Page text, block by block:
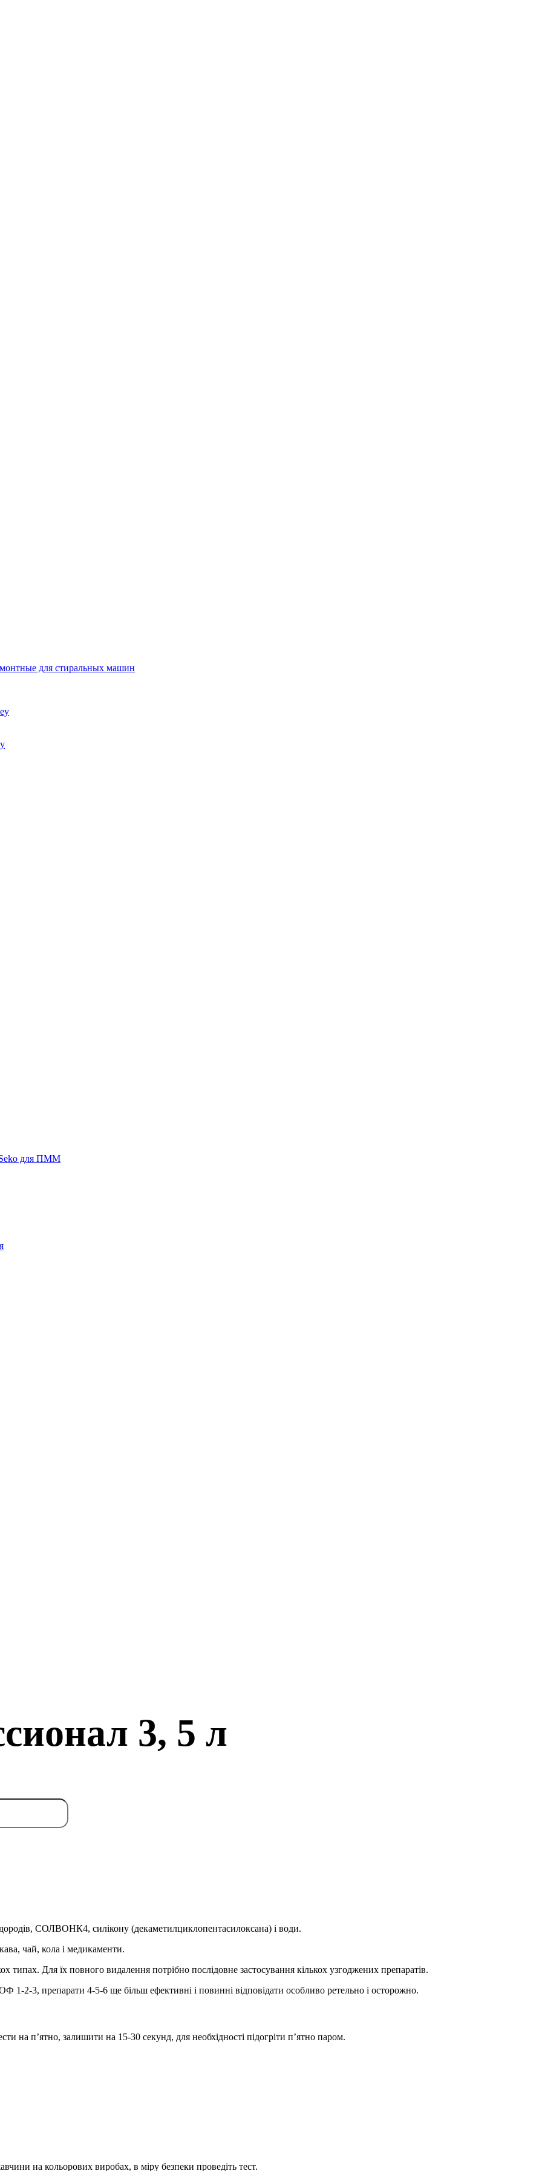
для стиральных машин
Seko для ПММ
3, 5 л
СОЛВОНК4, силікону (декаметилциклопентасилоксана) і води.
чай, кола і медикаменти.
типах. Для їх повного видалення потрібно послідовне застосування кількох узгоджених препаратів.
3, препарати 4-5-6 ще більш ефективні і повинні відповідати особливо ретельно і осторожно.
на п’ятно, залишити на 15-30 секунд, для необхідності підогріти п’ятно паром.
на кольорових виробах, в міру безпеки проведіть тест.